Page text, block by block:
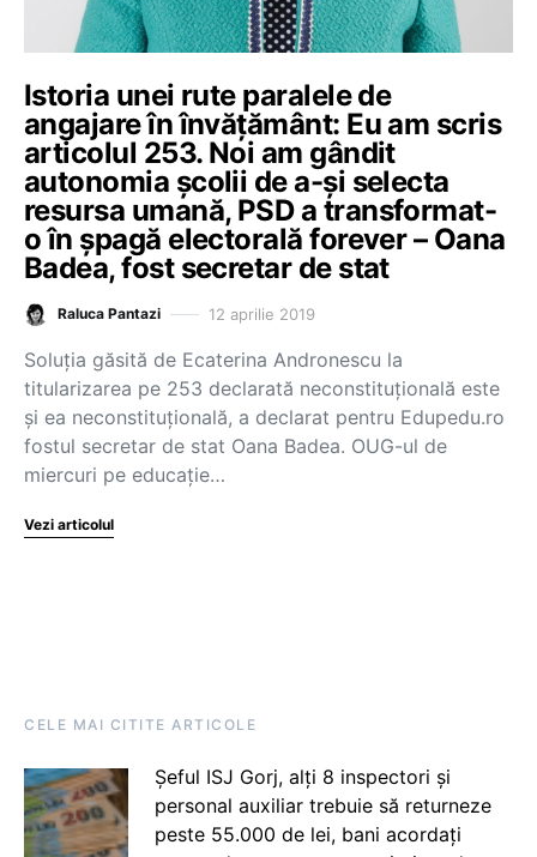
Istoria unei rute paralele de
angajare în învățământ: Eu am scris
articolul 253. Noi am gândit
autonomia școlii de a-și selecta
resursa umană, PSD a transformat-
o în șpagă electorală forever – Oana
Badea, fost secretar de stat
Raluca Pantazi 12 aprilie 2019
Soluția găsită de Ecaterina Andronescu la
titularizarea pe 253 declarată neconstituțională este
și ea neconstituțională, a declarat pentru Edupedu.ro
fostul secretar de stat Oana Badea. OUG-ul de
miercuri pe educație…
Vezi articolul
CELE MAI CITITE ARTICOLE
Șeful ISJ Gorj, alți 8 inspectori și
personal auxiliar trebuie să returneze
peste 55.000 de lei, bani acordați